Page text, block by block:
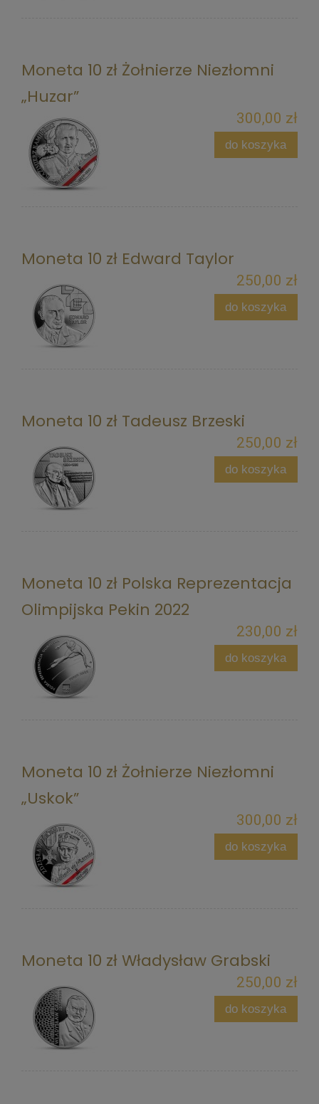
Moneta 10 zł Żołnierze Niezłomni
„Huzar”
300,00 zł
do koszyka
Moneta 10 zł Edward Taylor
250,00 zł
do koszyka
Moneta 10 zł Tadeusz Brzeski
250,00 zł
do koszyka
Moneta 10 zł Polska Reprezentacja
Olimpijska Pekin 2022
230,00 zł
do koszyka
Moneta 10 zł Żołnierze Niezłomni
„Uskok”
300,00 zł
do koszyka
Moneta 10 zł Władysław Grabski
250,00 zł
do koszyka